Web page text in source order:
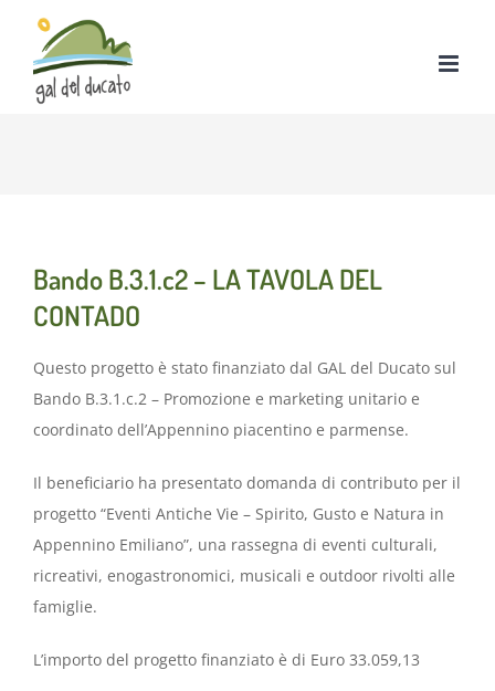
contenuto
Bando B.3.1.c2 – LA TAVOLA DEL
CONTADO
Questo progetto è stato finanziato dal GAL del Ducato sul
Bando B.3.1.c.2 – Promozione e marketing unitario e
coordinato dell’Appennino piacentino e parmense.
Il beneficiario ha presentato domanda di contributo per il
progetto “Eventi Antiche Vie – Spirito, Gusto e Natura in
Appennino Emiliano”, una rassegna di eventi culturali,
ricreativi, enogastronomici, musicali e outdoor rivolti alle
famiglie.
L’importo del progetto finanziato è di Euro 33.059,13